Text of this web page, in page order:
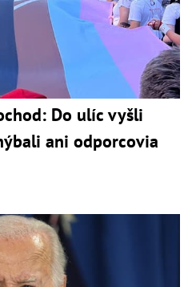
Do ulíc vyšli
ani odporcovia